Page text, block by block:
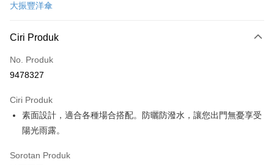
Pengambilan di Kedai Serbaneka
LINE Pay
Apple Pay
JKOPAY
Easy Wallet
Google Pay
大振豐洋傘
Ciri Produk
No. Produk
9478327
Ciri Produk
素面設計，適合各種場合搭配。防曬防潑水，讓您出門無憂享受
陽光雨露。
Sorotan Produk